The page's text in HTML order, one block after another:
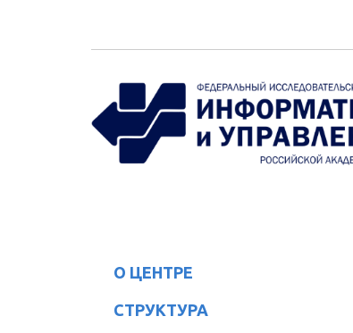
О ЦЕНТРЕ
СТРУКТУРА